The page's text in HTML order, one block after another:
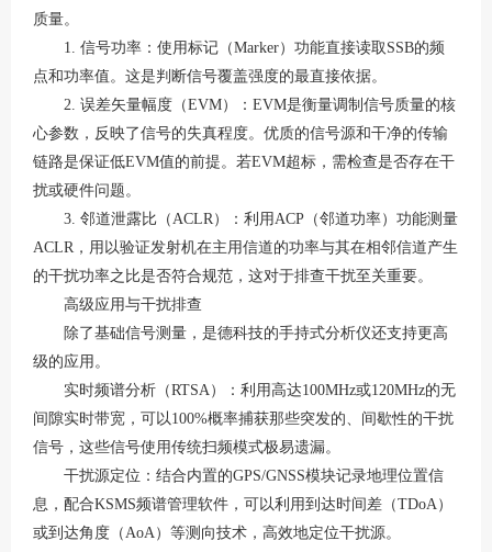
质量。
1. 信号功率：使用标记（Marker）功能直接读取SSB的频
点和功率值。这是判断信号覆盖强度的最直接依据。
2. 误差矢量幅度（EVM）：EVM是衡量调制信号质量的核
心参数，反映了信号的失真程度。优质的信号源和干净的传输
链路是保证低EVM值的前提。若EVM超标，需检查是否存在干
扰或硬件问题。
3. 邻道泄露比（ACLR）：利用ACP（邻道功率）功能测量
ACLR，用以验证发射机在主用信道的功率与其在相邻信道产生
的干扰功率之比是否符合规范，这对于排查干扰至关重要。
高级应用与干扰排查
除了基础信号测量，是德科技的手持式分析仪还支持更高
级的应用。
实时频谱分析（RTSA）：利用高达100MHz或120MHz的无
间隙实时带宽，可以100%概率捕获那些突发的、间歇性的干扰
信号，这些信号使用传统扫频模式极易遗漏。
干扰源定位：结合内置的GPS/GNSS模块记录地理位置信
息，配合KSMS频谱管理软件，可以利用到达时间差（TDoA）
或到达角度（AoA）等测向技术，高效地定位干扰源。